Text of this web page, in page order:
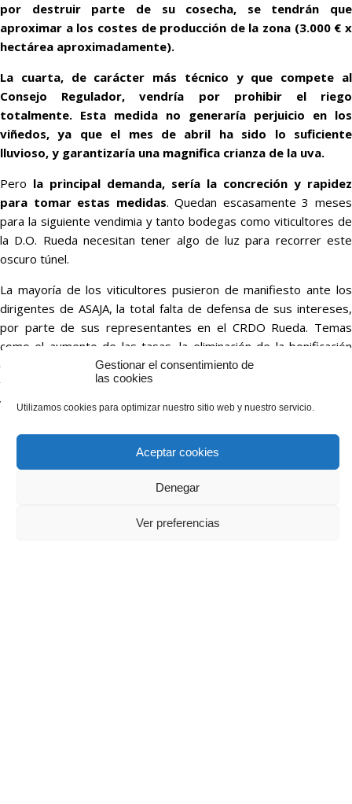
Gestionar el consentimiento de
las cookies
Utilizamos cookies para optimizar nuestro sitio web y nuestro servicio.
Aceptar cookies
Denegar
Ver preferencias
por destruir parte de su cosecha, se tendrán que
aproximar a los costes de producción de la zona (3.000 € x
hectárea aproximadamente).
La cuarta, de carácter más técnico y que compete al
Consejo Regulador, vendría por prohibir el riego
totalmente. Esta medida no generaría perjuicio en los
viñedos, ya que el mes de abril ha sido lo suficiente
lluvioso, y garantizaría una magnifica crianza de la uva.
Pero la principal demanda, sería la concreción y rapidez
para tomar estas medidas. Quedan escasamente 3 meses
para la siguiente vendimia y tanto bodegas como viticultores de
la D.O. Rueda necesitan tener algo de luz para recorrer este
oscuro túnel.
La mayoría de los viticultores pusieron de manifiesto ante los
dirigentes de ASAJA, la total falta de defensa de sus intereses,
por parte de sus representantes en el CRDO Rueda. Temas
como el aumento de las tasas, la eliminación de la bonificación
del 4% por vendimia mecanizada, y una desesperante falta de
transparencia, hacen sentirse a los viticultores vulnerables y
victimas principales de la dramática situación.